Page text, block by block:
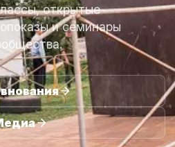
открытые
и семинары